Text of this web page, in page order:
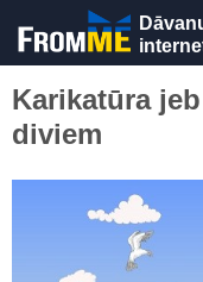
Karikatūra
diviem